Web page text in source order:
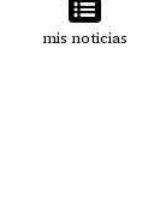
mis noticias